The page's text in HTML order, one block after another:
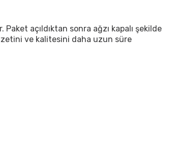
açıldıktan sonra ağzı kapalı şekilde
ve kalitesini daha uzun süre